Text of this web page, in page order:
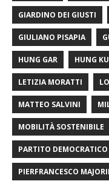
GIARDINO DEI GIUSTI
GIULIANO PISAPIA
HUNG GAR HUNG
LETIZIA MORATTI
MATTEO SALVINI
MOBILITÀ SOSTENIBILE
PARTITO DEMOCRATICO
PIERFRANCESCO